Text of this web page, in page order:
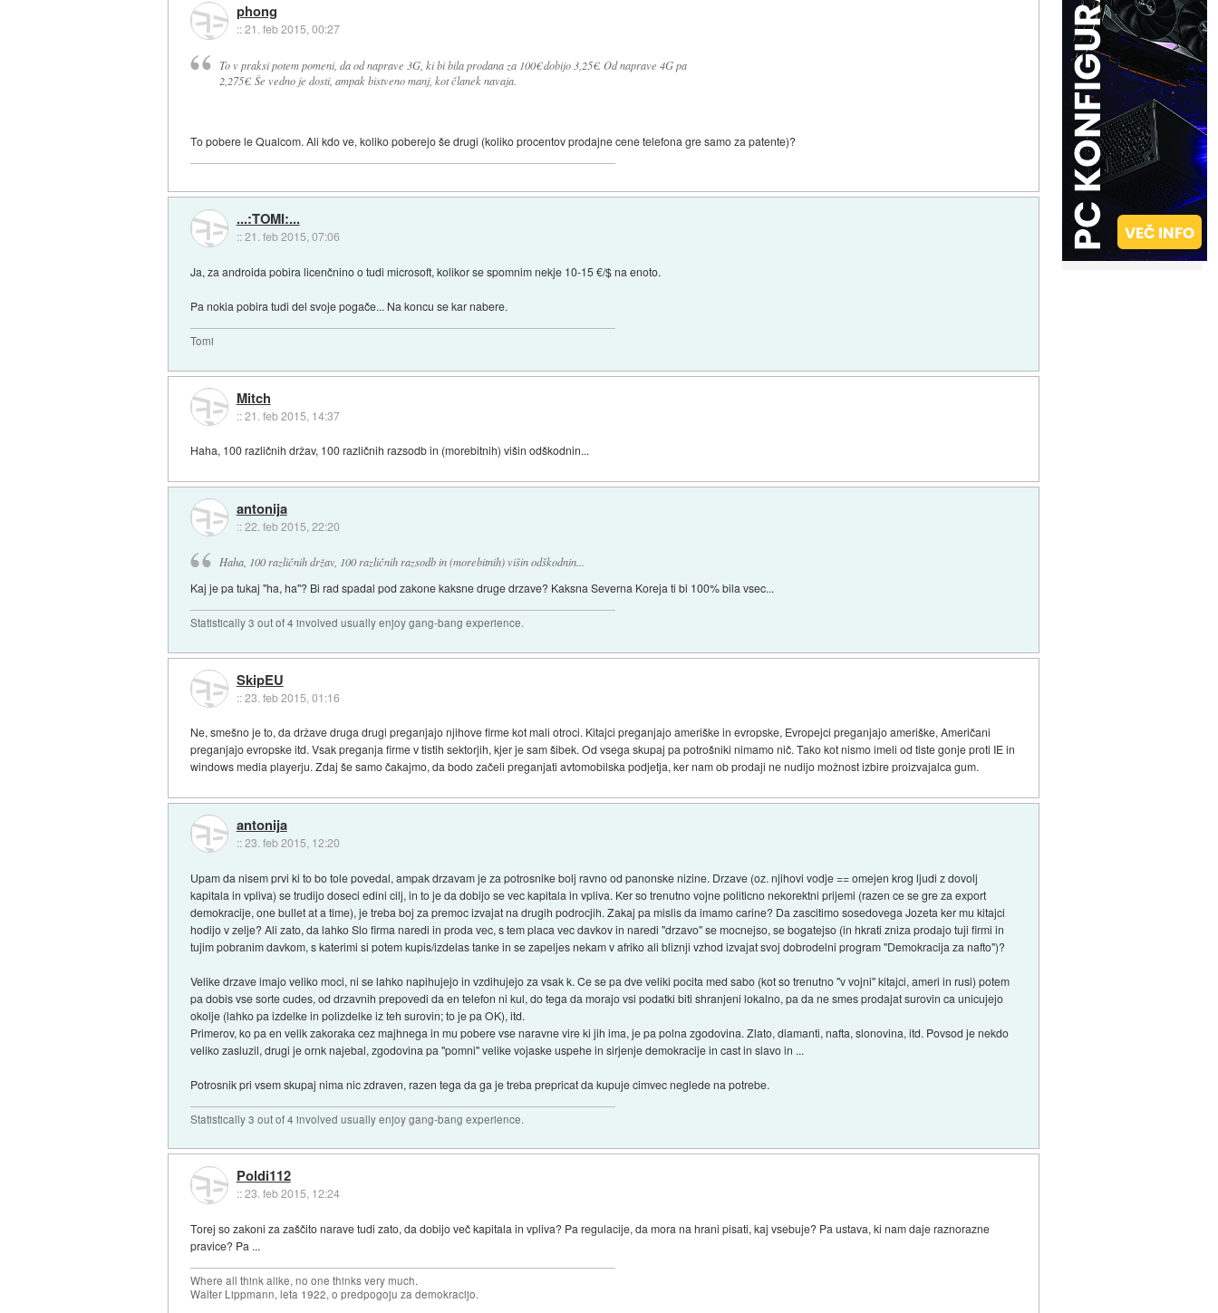
phong
::21. feb 2015, 00:27
To v praksi potem pomeni, da od naprave 3G, ki bi bila prodana za 100€ dobijo 3,25€. Od naprave 4G pa
2,275€. Še vedno je dosti, ampak bistveno manj, kot članek navaja.
To pobere le Qualcom. Ali kdo ve, koliko poberejo še drugi (koliko procentov prodajne cene telefona gre samo za patente)?
...:TOMI:...
::21. feb 2015, 07:06
Ja, za androida pobira licenčnino o tudi microsoft, kolikor se spomnim nekje 10-15 €/$ na enoto.
Pa nokia pobira tudi del svoje pogače... Na koncu se kar nabere.
Tomi
Mitch
::21. feb 2015, 14:37
Haha, 100 različnih držav, 100 različnih razsodb in (morebitnih) višin odškodnin...
antonija
::22. feb 2015, 22:20
Haha, 100 različnih držav, 100 različnih razsodb in (morebitnih) višin odškodnin...
Kaj je pa tukaj "ha, ha"? Bi rad spadal pod zakone kaksne druge drzave? Kaksna Severna Koreja ti bi 100% bila vsec...
Statistically 3 out of 4 involved usually enjoy gang-bang experience.
SkipEU
::23. feb 2015, 01:16
Ne, smešno je to, da države druga drugi preganjajo njihove firme kot mali otroci. Kitajci preganjajo ameriške in evropske, Evropejci preganjajo ameriške, Američani
preganjajo evropske itd. Vsak preganja firme v tistih sektorjih, kjer je sam šibek. Od vsega skupaj pa potrošniki nimamo nič. Tako kot nismo imeli od tiste gonje proti IE in
windows media playerju. Zdaj še samo čakajmo, da bodo začeli preganjati avtomobilska podjetja, ker nam ob prodaji ne nudijo možnost izbire proizvajalca gum.
antonija
::23. feb 2015, 12:20
Upam da nisem prvi ki to bo tole povedal, ampak drzavam je za potrosnike bolj ravno od panonske nizine. Drzave (oz. njihovi vodje == omejen krog ljudi z dovolj
kapitala in vpliva) se trudijo doseci edini cilj, in to je da dobijo se vec kapitala in vpliva. Ker so trenutno vojne politicno nekorektni prijemi (razen ce se gre za export
demokracije, one bullet at a time), je treba boj za premoc izvajat na drugih podrocjih. Zakaj pa mislis da imamo carine? Da zascitimo sosedovega Jozeta ker mu kitajci
hodijo v zelje? Ali zato, da lahko Slo firma naredi in proda vec, s tem placa vec davkov in naredi "drzavo" se mocnejso, se bogatejso (in hkrati zniza prodajo tuji firmi in
tujim pobranim davkom, s katerimi si potem kupis/izdelas tanke in se zapeljes nekam v afriko ali bliznji vzhod izvajat svoj dobrodelni program "Demokracija za nafto")?
Velike drzave imajo veliko moci, ni se lahko napihujejo in vzdihujejo za vsak k. Ce se pa dve veliki pocita med sabo (kot so trenutno "v vojni" kitajci, ameri in rusi) potem
pa dobis vse sorte cudes, od drzavnih prepovedi da en telefon ni kul, do tega da morajo vsi podatki biti shranjeni lokalno, pa da ne smes prodajat surovin ca unicujejo
okolje (lahko pa izdelke in polizdelke iz teh surovin; to je pa OK), itd.
Primerov, ko pa en velik zakoraka cez majhnega in mu pobere vse naravne vire ki jih ima, je pa polna zgodovina. Zlato, diamanti, nafta, slonovina, itd. Povsod je nekdo
veliko zasluzil, drugi je ornk najebal, zgodovina pa "pomni" velike vojaske uspehe in sirjenje demokracije in cast in slavo in ...
Potrosnik pri vsem skupaj nima nic zdraven, razen tega da ga je treba prepricat da kupuje cimvec neglede na potrebe.
Statistically 3 out of 4 involved usually enjoy gang-bang experience.
Poldi112
::23. feb 2015, 12:24
Torej so zakoni za zaščito narave tudi zato, da dobijo več kapitala in vpliva? Pa regulacije, da mora na hrani pisati, kaj vsebuje? Pa ustava, ki nam daje raznorazne
pravice? Pa ...
Where all think alike, no one thinks very much.
Walter Lippmann, leta 1922, o predpogoju za demokracijo.